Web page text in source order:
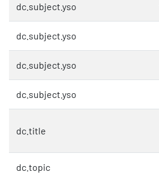
dc.subject.yso
dc.subject.yso
dc.subject.yso
dc.subject.yso
dc.title
dc.topic